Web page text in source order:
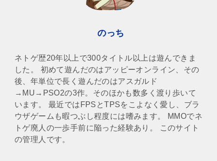
のっち
ネトゲ歴20年以上で300タイトル以上は遊んできま
した。 初めて遊んだのはアッピーオンライン、その
後、年単位で長く遊んだのはアスガルド
→MU→PSO2の3作。そのほかも数多く渡り歩いて
います。 最近ではFPSとTPSをこよなく愛し、ブラ
ウザゲームも暇つぶし程度には嗜みます。 MMOでネ
トゲ廃人の一歩手前に陥った経験あり。 このサイト
の管理人です。